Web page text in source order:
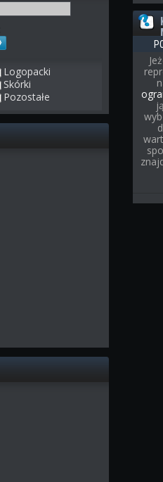
Logopacki
Skórki
Pozostałe